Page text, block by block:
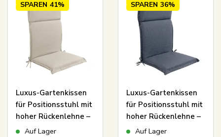
SPAREN 41%
Luxus-Gartenkissen
für Positionsstuhl mit
hoher Rückenlehne –
Beigefarbenes Kissen
Auf Lager
SPAREN 36%
Luxus-Gartenkissen
für Positionsstuhl mit
hoher Rückenlehne –
Dunkelblaues Kissen
Auf Lager